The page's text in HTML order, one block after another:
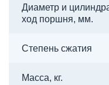
Диаметр и
ход поршня, мм.
Степень сжатия
Масса, кг.